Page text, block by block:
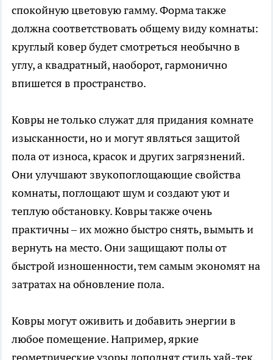
спокойную цветовую гамму. Форма также
должна соответствовать общему виду комнаты:
круглый ковер будет смотреться необычно в
углу, а квадратный, наоборот, гармонично
впишется в пространство.
Ковры не только служат для придания комнате
изысканности, но и могут являться защитой
пола от износа, красок и других загрязнений.
Они улучшают звукопоглощающие свойства
комнаты, поглощают шум и создают уют и
теплую обстановку. Ковры также очень
практичны – их можно быстро снять, вымыть и
вернуть на место. Они защищают полы от
быстрой изношенности, тем самым экономят на
затратах на обновление пола.
Ковры могут оживить и добавить энергии в
любое помещение. Например, яркие